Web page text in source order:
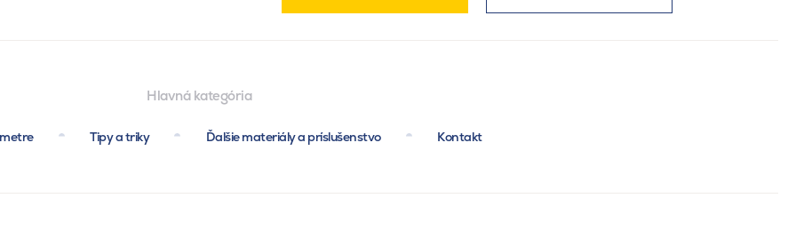
Hlavná kategória
Tipy a triky Ďalšie materiály a príslušenstvo Kontakt